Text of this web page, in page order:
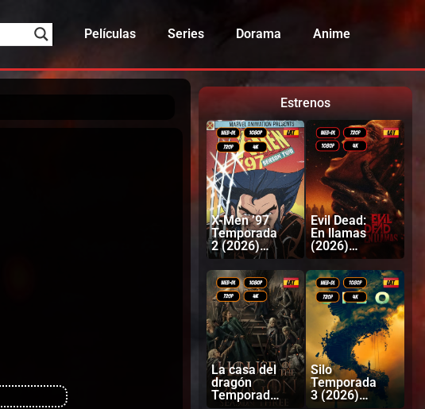
Películas Series Dorama Anime
Estrenos
X-Men ’97
Temporada
2 (2026)
Latino |
Inglés
Evil Dead:
En llamas
(2026)
Latino |
Inglés
La casa del
dragón
Temporada
Silo
Temporada
3 (2026)